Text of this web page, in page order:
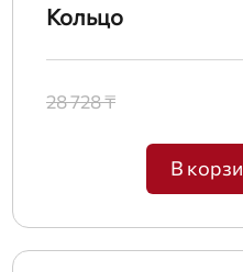
Кольцо
28 728 ₸
В